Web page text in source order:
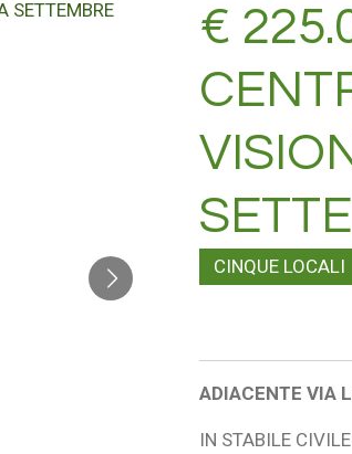
€
CINQUE LOCALI
ADIACENTE VIA
IN STABILE